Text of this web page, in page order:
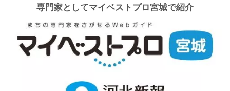
専門家としてマイベストプロ宮城で紹介